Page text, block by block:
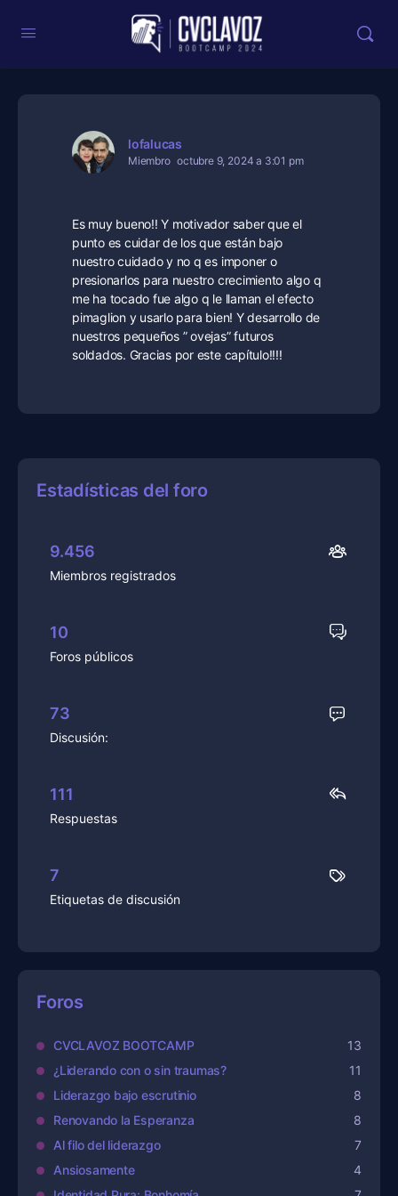
lofalucas
Miembro octubre 9, 2024 a 3:01 pm
Es muy bueno!! Y motivador saber que el
punto es cuidar de los que están bajo
nuestro cuidado y no q es imponer o
presionarlos para nuestro crecimiento algo q
me ha tocado fue algo q le llaman el efecto
pimaglion y usarlo para bien! Y desarrollo de
nuestros pequeños ” ovejas” futuros
soldados. Gracias por este capítulo!!!!
Estadísticas del foro
Miembros registrados
9.456
Foros públicos
10
Discusión:
73
Respuestas
111
Etiquetas de discusión
7
Foros
CVCLAVOZ BOOTCAMP
13
¿Liderando con o sin traumas?
11
Liderazgo bajo escrutinio
8
Renovando la Esperanza
8
Al filo del liderazgo
7
Ansiosamente
4